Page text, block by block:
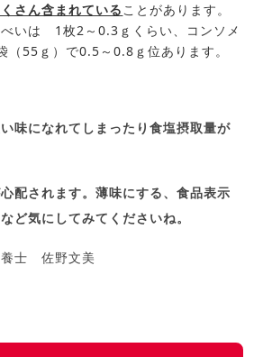
さん含まれていることがあります。
いは 1枚2～0.3ｇくらい、コンソメ
（55ｇ）で0.5～0.8ｇ位あります。
味になれてしまったり食塩摂取量が
配されます。薄味にする、食品表示
など気にしてみてくださいね。
養士 佐野文美